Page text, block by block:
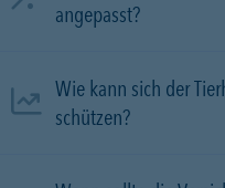
angepasst?
Wie kann sich der
schützen?